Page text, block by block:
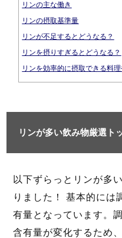
リンの主な働き
リンの摂取基準量
リンが不足するとどうなる？
リンを摂りすぎるとどうなる？
リンを効率的に摂取できる料
リンが多い飲み物厳選ト
以下ずらっとリンが多
りました！ 基本的には
有量となっています。
含有量が変化するため